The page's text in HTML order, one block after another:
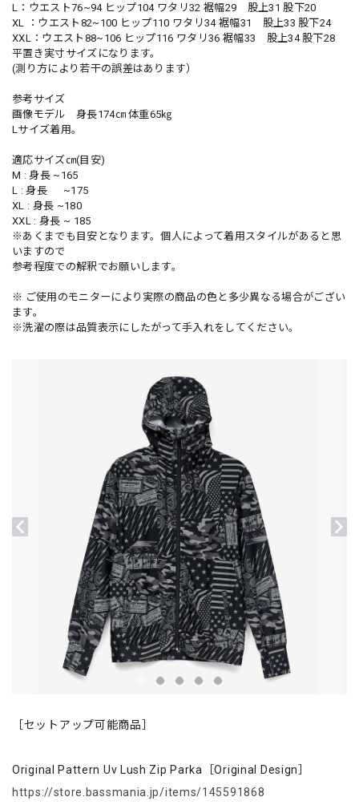
L：ウエスト76~94 ヒップ104 ワタリ32 裾幅29 股上31 股下20
XL ：ウエスト82~100 ヒップ110 ワタリ34 裾幅31 股上33 股下24
XXL：ウエスト88~106 ヒップ116 ワタリ36 裾幅33 股上34 股下28
平置き実寸サイズになります。
(測り方により若干の誤差はあります）
参考サイズ
画像モデル 身長174㎝ 体重65㎏
Lサイズ着用。
適応サイズ㎝(目安)
M : 身長 ~165
L : 身長 ~175
XL : 身長 ~180
XXL : 身長 ~ 185
※あくまでも目安となります。個人によって着用スタイルがあると思
いますので
参考程度での解釈でお願いします。
※ ご使用のモニターにより実際の商品の色と多少異なる場合がござい
ます。
※洗濯の際は品質表示にしたがって手入れをしてください。
［セットアップ可能商品］
Original Pattern Uv Lush Zip Parka［Original Design］
https://store.bassmania.jp/items/145591868